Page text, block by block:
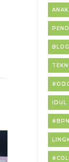
ANAK
IDUL